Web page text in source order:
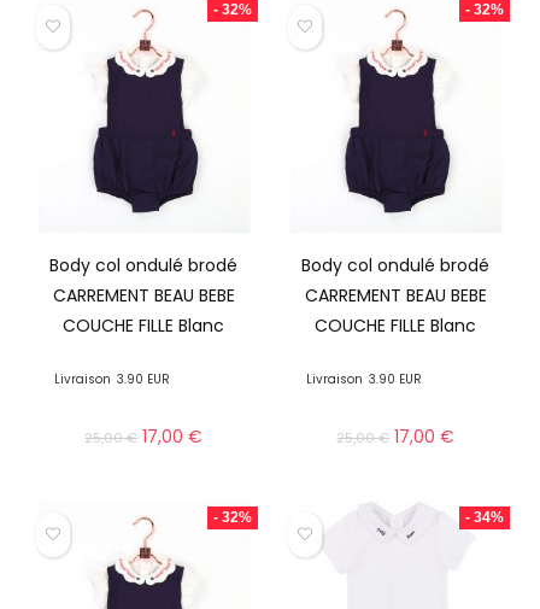
- 32%
Body col ondulé brodé
CARREMENT BEAU BEBE
COUCHE FILLE Blanc
Livraison 3.90 EUR
25,00€ 17,00€
- 32%
Body col ondulé brodé
CARREMENT BEAU BEBE
COUCHE FILLE Blanc
Livraison 3.90 EUR
25,00€ 17,00€
- 32% - 34%